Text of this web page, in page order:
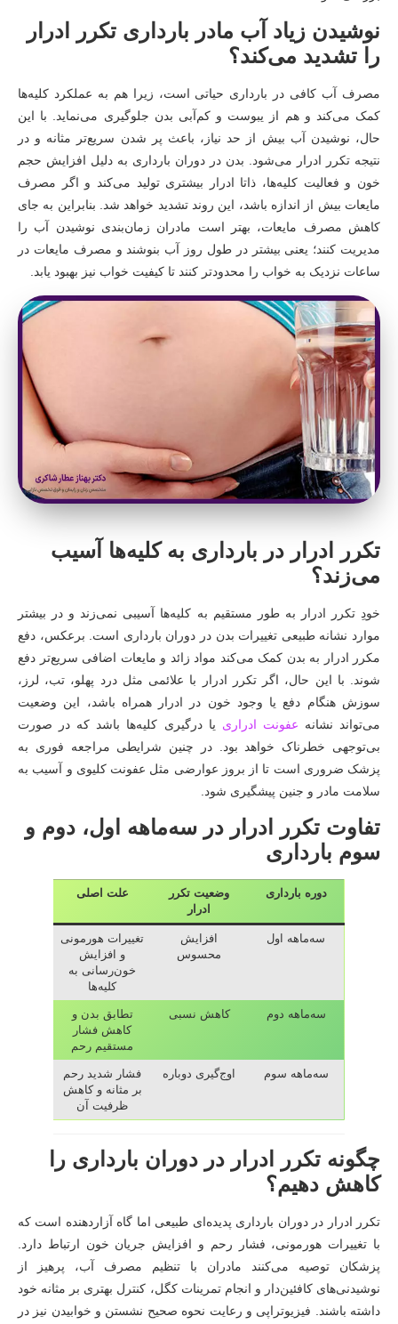
نوشیدن زیاد آب مادر بارداری تکرر ادرار
را تشدید می‌کند؟
مصرف آب کافی در بارداری حیاتی است، زیرا هم به عملکرد کلیه‌ها
کمک می‌کند و هم از یبوست و کم‌آبی بدن جلوگیری می‌نماید. با این
حال، نوشیدن آب بیش از حد نیاز، باعث پر شدن سریع‌تر مثانه و در
نتیجه تکرر ادرار می‌شود. بدن در دوران بارداری به دلیل افزایش حجم
خون و فعالیت کلیه‌ها، ذاتا ادرار بیشتری تولید می‌کند و اگر مصرف
مایعات بیش از اندازه باشد، این روند تشدید خواهد شد. بنابراین به جای
کاهش مصرف مایعات، بهتر است مادران زمان‌بندی نوشیدن آب را
مدیریت کنند؛ یعنی بیشتر در طول روز آب بنوشند و مصرف مایعات در
ساعات نزدیک به خواب را محدودتر کنند تا کیفیت خواب نیز بهبود یابد.
تکرر ادرار در بارداری به کلیه‌ها آسیب
می‌زند؟
خودِ تکرر ادرار به طور مستقیم به کلیه‌ها آسیبی نمی‌زند و در بیشتر
موارد نشانه طبیعی تغییرات بدن در دوران بارداری است. برعکس، دفع
مکرر ادرار به بدن کمک می‌کند مواد زائد و مایعات اضافی سریع‌تر دفع
شوند. با این حال، اگر تکرر ادرار با علائمی مثل درد پهلو، تب، لرز،
سوزش هنگام دفع یا وجود خون در ادرار همراه باشد، این وضعیت
می‌تواند نشانه عفونت ادراری یا درگیری کلیه‌ها باشد که در صورت
بی‌توجهی خطرناک خواهد بود. در چنین شرایطی مراجعه فوری به
پزشک ضروری است تا از بروز عوارضی مثل عفونت کلیوی و آسیب به
سلامت مادر و جنین پیشگیری شود.
تفاوت تکرر ادرار در سه‌ماهه اول، دوم و
سوم بارداری
دوره بارداری
وضعیت تکرر
ادرار
علت اصلی
سه‌ماهه اول
افزایش
محسوس
تغییرات هورمونی
و افزایش
خون‌رسانی به
کلیه‌ها
سه‌ماهه دوم کاهش نسبی
تطابق بدن و
کاهش فشار
مستقیم رحم
سه‌ماهه سوم اوج‌گیری دوباره
فشار شدید رحم
بر مثانه و کاهش
ظرفیت آن
چگونه تکرر ادرار در دوران بارداری را
کاهش دهیم؟
تکرر ادرار در دوران بارداری پدیده‌ای طبیعی اما گاه آزاردهنده است که
با تغییرات هورمونی، فشار رحم و افزایش جریان خون ارتباط دارد.
پزشکان توصیه می‌کنند مادران با تنظیم مصرف آب، پرهیز از
نوشیدنی‌های کافئین‌دار و انجام تمرینات کگل، کنترل بهتری بر مثانه خود
داشته باشند. فیزیوتراپی و رعایت نحوه صحیح نشستن و خوابیدن نیز در